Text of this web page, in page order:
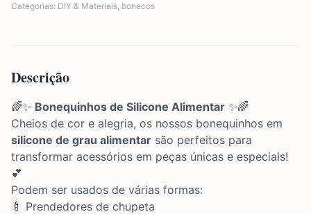
Categorias: DIY & Materiais, bonecos
Descrição
🌈✨ Bonequinhos de Silicone Alimentar ✨🌈
Cheios de cor e alegria, os nossos bonequinhos em
silicone de grau alimentar são perfeitos para
transformar acessórios em peças únicas e especiais!
💕
Podem ser usados de várias formas:
🍼 Prendedores de chupeta